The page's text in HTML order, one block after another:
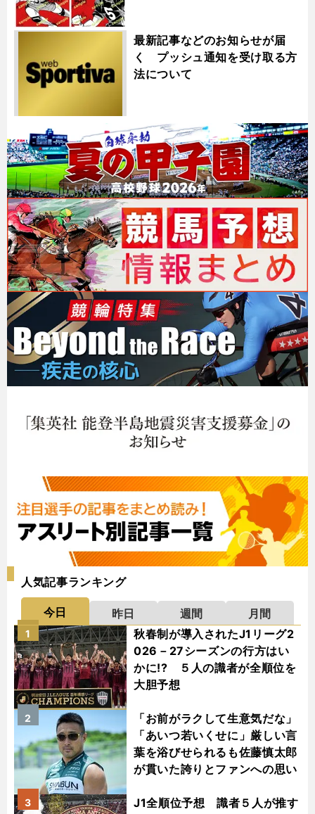
最新記事などのお知らせが届
く プッシュ通知を受け取る方
法について
人気記事ランキング
今日 昨日 週間
月間
秋春制が導入されたJ1リーグ2
026－27シーズンの行方はい
かに!? ５人の識者が全順位を
大胆予想
1
「お前がラクして生意気だな」
「あいつ若いくせに」厳しい言
葉を浴びせられるも佐藤慎太郎
が貫いた誇りとファンへの思い
2
J1全順位予想 識者５人が推す
3